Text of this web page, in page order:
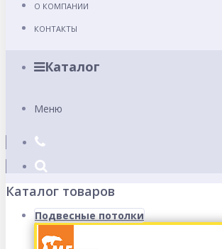
О КОМПАНИИ
КОНТАКТЫ
Каталог
Меню
Каталог товаров
Подвесные потолки